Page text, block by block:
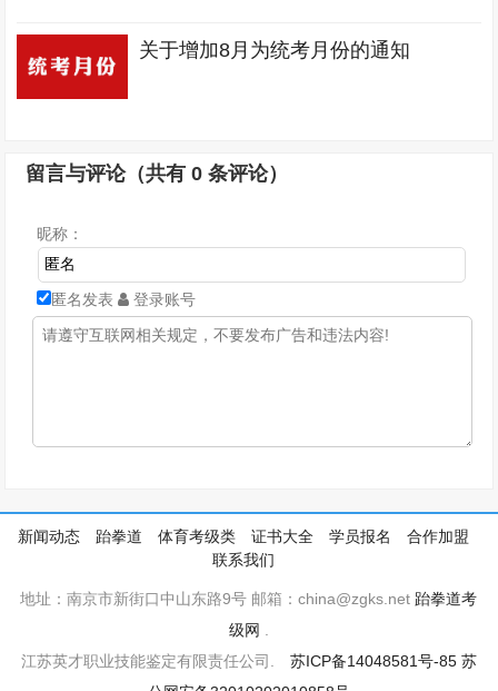
关于增加8月为统考月份的通知
留言与评论（共有0 条评论）
昵称：
匿名发表 登录账号
新闻动态 跆拳道 体育考级类 证书大全 学员报名
合作加盟
联系我们
地址：南京市新街口中山东路9号 邮箱：china@zgks.net 跆拳道考
级网 .
江苏英才职业技能鉴定有限责任公司. 苏ICP备14048581号-85 苏